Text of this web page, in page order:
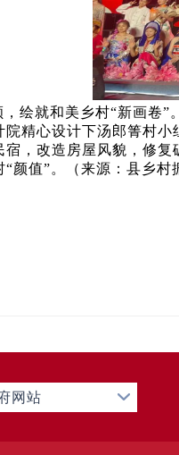
，绘就和美乡村“新画卷
院精心设计下汤郎箐村
宿，改造房屋风貌，修
“颜值”。（来源：县乡
网站